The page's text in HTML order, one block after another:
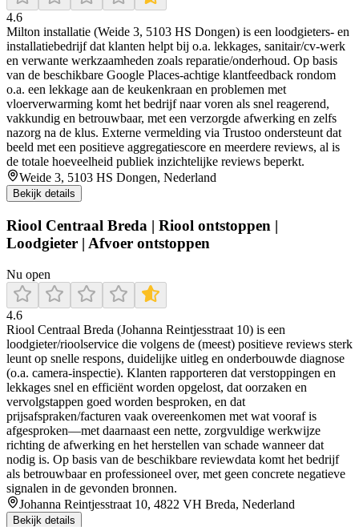
4.6
Milton installatie (Weide 3, 5103 HS Dongen) is een loodgieters- en
installatiebedrijf dat klanten helpt bij o.a. lekkages, sanitair/cv-werk
en verwante werkzaamheden zoals reparatie/onderhoud. Op basis
van de beschikbare Google Places-achtige klantfeedback rondom
o.a. een lekkage aan de keukenkraan en problemen met
vloerverwarming komt het bedrijf naar voren als snel reagerend,
vakkundig en betrouwbaar, met een verzorgde afwerking en zelfs
nazorg na de klus. Externe vermelding via Trustoo ondersteunt dat
beeld met een positieve aggregatiescore en meerdere reviews, al is
de totale hoeveelheid publiek inzichtelijke reviews beperkt.
Weide 3, 5103 HS Dongen, Nederland
Bekijk details
Riool Centraal Breda | Riool ontstoppen |
Loodgieter | Afvoer ontstoppen
Nu open
4.6
Riool Centraal Breda (Johanna Reintjesstraat 10) is een
loodgieter/rioolservice die volgens de (meest) positieve reviews sterk
leunt op snelle respons, duidelijke uitleg en onderbouwde diagnose
(o.a. camera-inspectie). Klanten rapporteren dat verstoppingen en
lekkages snel en efficiënt worden opgelost, dat oorzaken en
vervolgstappen goed worden besproken, en dat
prijsafspraken/facturen vaak overeenkomen met wat vooraf is
afgesproken—met daarnaast een nette, zorgvuldige werkwijze
richting de afwerking en het herstellen van schade wanneer dat
nodig is. Op basis van de beschikbare reviewdata komt het bedrijf
als betrouwbaar en professioneel over, met geen concrete negatieve
signalen in de gevonden bronnen.
Johanna Reintjesstraat 10, 4822 VH Breda, Nederland
Bekijk details